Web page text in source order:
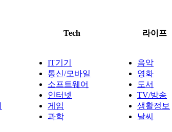
Tech 라이프
IT기기
통신/모바일
소프트웨어
인터넷
게임
과학
음악
영화
도서
TV/방송
생활정보
날씨